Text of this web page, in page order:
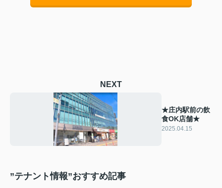
NEXT
★庄内駅前の飲
食OK店舗★
2025.04.15
”テナント情報”おすすめ記事